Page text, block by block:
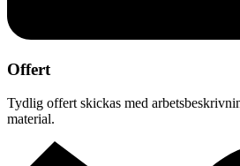
Offert
Tydlig offert skickas med
material.